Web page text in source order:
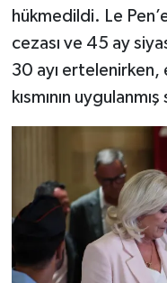
hükmedildi. Le
cezası ve 45 ay
30 ayı ertelenirken,
kısmının